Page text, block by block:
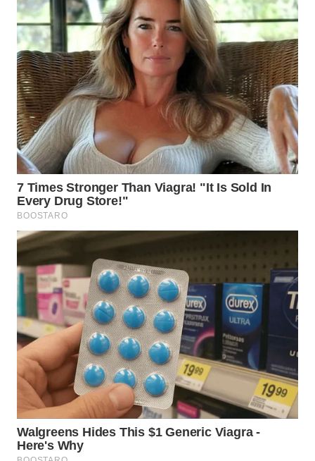
WN
MALUKU
WN
MALUT
WN
DAIRI
WN
DANAU
TOBA
WN
NIAS
WN
LANGKAT
WN
TAPANULI
SELATAN
WN
TANJUNG
LESUNG